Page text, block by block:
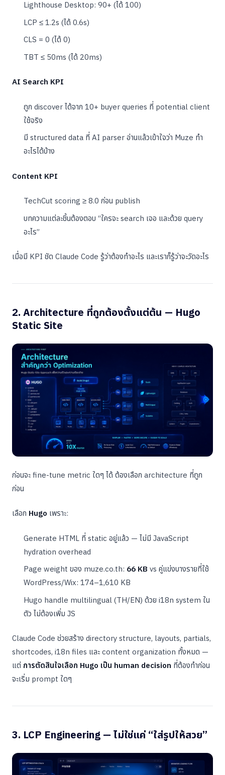
Lighthouse Desktop: 90+ (ได้ 100)
LCP ≤ 1.2s (ได้ 0.6s)
CLS = 0 (ได้ 0)
TBT ≤ 50ms (ได้ 20ms)
AI Search KPI
ถูก discover ได้จาก 10+ buyer queries ที่ potential client
ใช้จริง
มี structured data ที่ AI parser อ่านแล้วเข้าใจว่า Muze ทำ
อะไรได้บ้าง
Content KPI
TechCut scoring ≥ 8.0 ก่อน publish
บทความแต่ละชิ้นต้องตอบ “ใครจะ search เจอ และด้วย query
อะไร”
เมื่อมี KPI ชัด Claude Code รู้ว่าต้องทำอะไร และเราก็รู้ว่าจะวัดอะไร
2. Architecture ที่ถูกต้องตั้งแต่ต้น — Hugo
Static Site
ก่อนจะ fine-tune metric ใดๆ ได้ ต้องเลือก architecture ที่ถูก
ก่อน
เลือก Hugo เพราะ:
Generate HTML ที่ static อยู่แล้ว — ไม่มี JavaScript
hydration overhead
Page weight ของ muze.co.th: 66 KB vs คู่แข่งบางรายที่ใช้
WordPress/Wix: 174–1,610 KB
Hugo handle multilingual (TH/EN) ด้วย i18n system ใน
ตัว ไม่ต้องเพิ่ม JS
Claude Code ช่วยสร้าง directory structure, layouts, partials,
shortcodes, i18n files และ content organization ทั้งหมด —
แต่ การตัดสินใจเลือก Hugo เป็น human decision ที่ต้องทำก่อน
จะเริ่ม prompt ใดๆ
3. LCP Engineering — ไม่ใช่แค่ “ใส่รูปให้สวย”